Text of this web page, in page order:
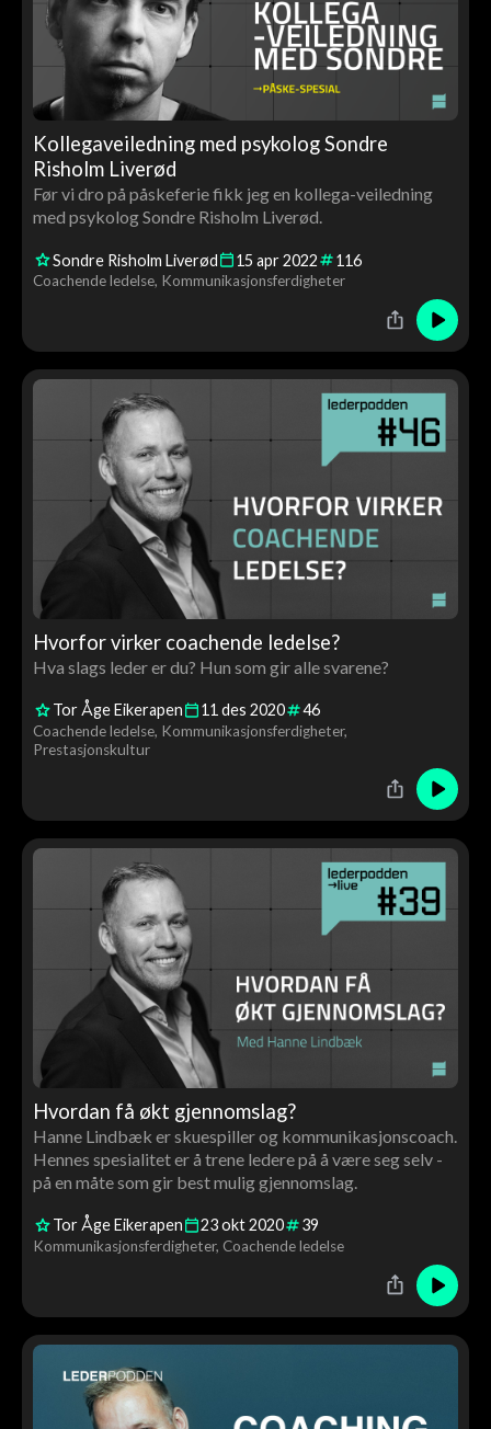
Kollegaveiledning med psykolog Sondre
Risholm Liverød
Før vi dro på påskeferie fikk jeg en kollega-veiledning
med psykolog Sondre Risholm Liverød.
Sondre Risholm Liverød 15 apr2022 116
Coachende ledelse Kommunikasjonsferdigheter
Hvorfor virker coachende ledelse?
Hva slags leder er du? Hun som gir alle svarene?
Tor Åge Eikerapen 11des 2020 46
Coachende ledelse Kommunikasjonsferdigheter
Prestasjonskultur
Hvordan få økt gjennomslag?
Hanne Lindbæk er skuespiller og kommunikasjonscoach.
Hennes spesialitet er å trene ledere på å være seg selv -
på en måte som gir best mulig gjennomslag.
Tor Åge Eikerapen 23okt2020 39
Kommunikasjonsferdigheter Coachende ledelse